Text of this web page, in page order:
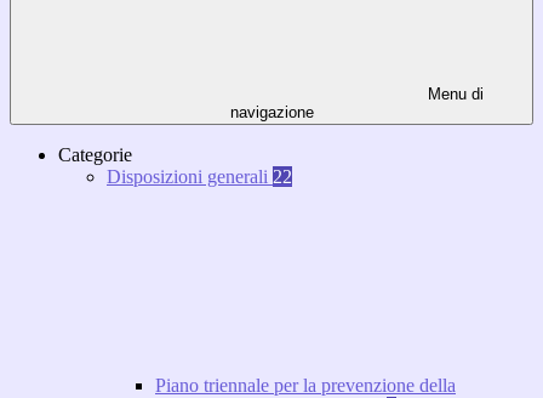
Menu di
navigazione
Categorie
Disposizioni generali 22
Piano triennale per la prevenzione della